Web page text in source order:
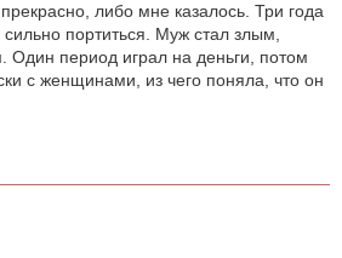
либо мне казалось. Три года
портиться. Муж стал злым,
Один период играл на деньги, потом
с женщинами, из чего поняла, что он